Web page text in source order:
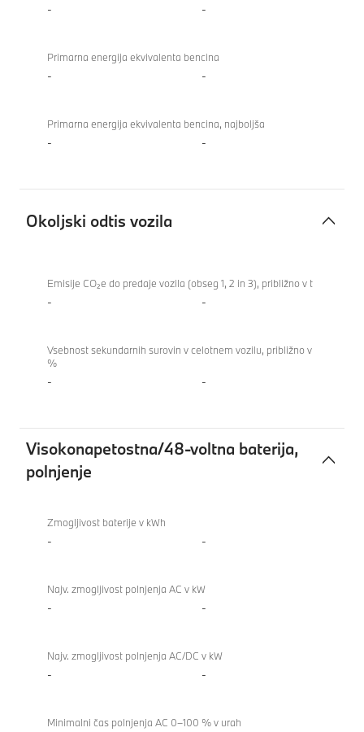
- -
Primarna energija ekvivalenta bencina
- -
Primarna energija ekvivalenta bencina, najboljša
- -
Okoljski odtis vozila
odtis
vozila
Emisije CO₂e do predaje vozila (obseg 1, 2 in 3), približno v t
- -
Vsebnost sekundarnih surovin v celotnem vozilu, približno v
%
- -
Visokonapetostna/48-voltna baterija,
polnjenje
voltna
baterija,
Zmogljivost baterije v kWh
- -
Najv. zmogljivost polnjenja AC v kW
- -
Najv. zmogljivost polnjenja AC/DC v kW
- -
Minimalni čas polnjenja AC 0–100 % v urah